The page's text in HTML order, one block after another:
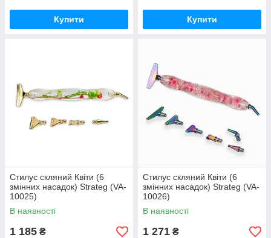
Купити Купити
Стилус скляний Квіти (6
змінних насадок) Strateg (VA-
10025)
В наявності
1 185 ₴
Стилус скляний Квіти (6
змінних насадок) Strateg (VA-
10026)
В наявності
1 271 ₴